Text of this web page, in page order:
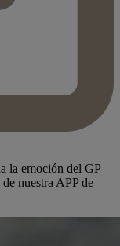
la emoción del GP
nuestra APP de